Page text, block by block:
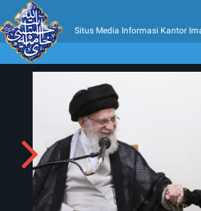
Situs Media Informasi Kantor